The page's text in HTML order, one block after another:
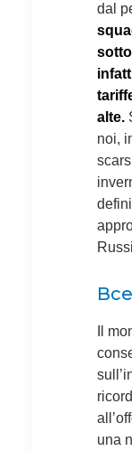
dal
alte.
noi,
Il
una